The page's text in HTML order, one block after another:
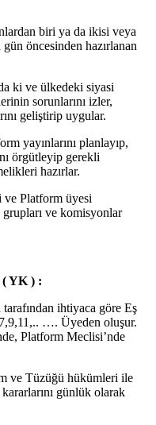
biri ya da ikisi veya
öncesinden hazırlanan
ki ve ülkedeki siyasi
sorunlarını izler,
geliştirip uygular.
yayınlarını planlayıp,
örgütleyip gerekli
hazırlar.
Platform üyesi
grupları ve komisyonlar
YK ) :
ihtiyaca göre Eş
…. Üyeden oluşur.
Platform Meclisi’nde
ve Tüzüğü hükümleri ile
günlük olarak